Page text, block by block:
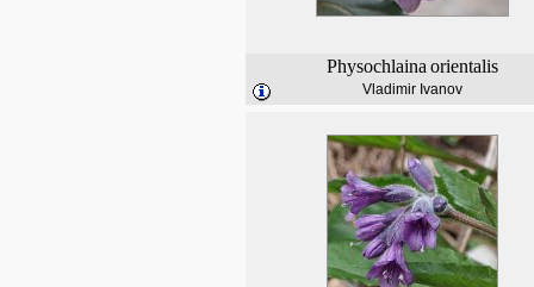
Physochlaina orientalis
Vladimir Ivanov